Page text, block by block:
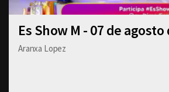
Es Show M - 07 de agosto
Aranxa Lopez